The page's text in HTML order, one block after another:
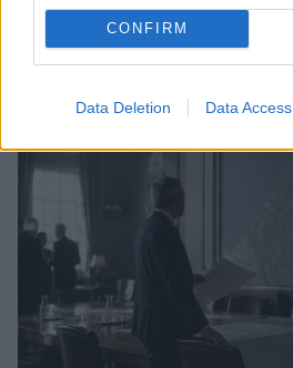
CONFIRM
Data Deletion Data Access
Continua a leggere
FUTURE